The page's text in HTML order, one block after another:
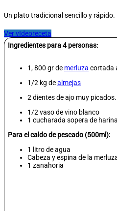
Un plato tradicional sencillo y
Ver vIdeoreceta
Ingredientes para 4 personas:
1, 800 gr de merluza cortada
1/2 kg dealmejas
2 dientes de ajo muy picados.
1/2 vaso de vino blanco
1 cucharada sopera de harina
Para el caldo de pescado (500ml):
1 litro de agua
Cabeza y espina de la
1 zanahoria